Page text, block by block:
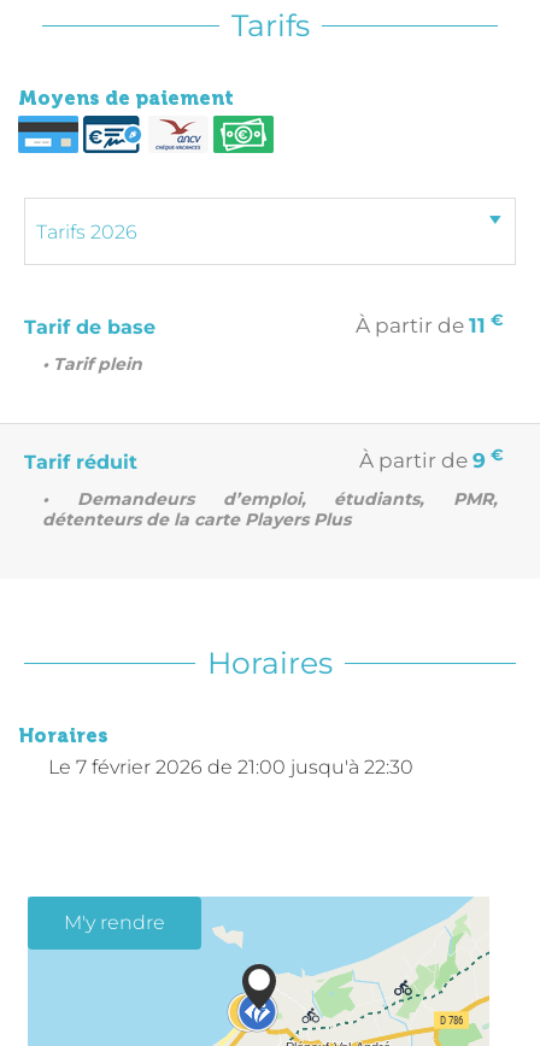
Tarifs
Moyens de paiement
Tarif de base À partir de 11 €
• Tarif plein
Tarif réduit À partir de 9 €
• Demandeurs d’emploi, étudiants, PMR,
détenteurs de la carte Players Plus
Horaires
Horaires
Le 7 février 2026 de 21:00 jusqu'à 22:30
M'y rendre